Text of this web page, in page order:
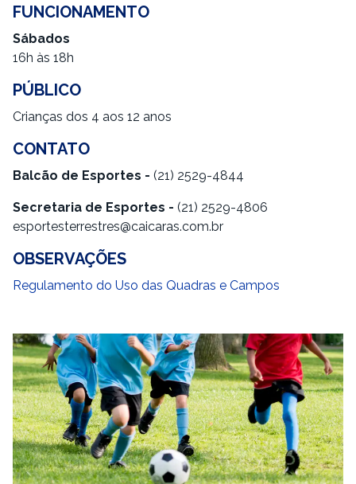
FUNCIONAMENTO
Sábados
16h às 18h
PÚBLICO
Crianças dos 4 aos 12 anos
CONTATO
Balcão de Esportes - (21) 2529-4844
Secretaria de Esportes - (21) 2529-4806
esportesterrestres@caicaras.com.br
OBSERVAÇÕES
Regulamento do Uso das Quadras e Campos